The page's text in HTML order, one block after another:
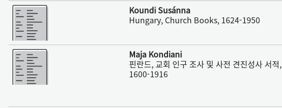
더 보기
Koundi Susánna
Hungary, Church Books, 1624-1950
더 보기
Maja Kondiani
핀란드, 교회 인구 조사 및 사전 견진성사 서적,
1600-1916